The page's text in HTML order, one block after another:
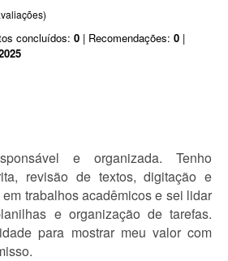
concluídos: 0 | Recomendações: 0 |
e organizada. Tenho
revisão de textos, digitação e
trabalhos acadêmicos e sei lidar
e organização de tarefas.
para mostrar meu valor com